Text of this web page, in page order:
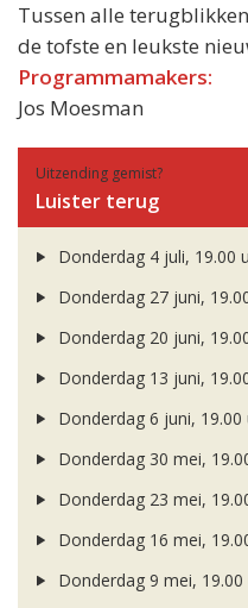
Tussen alle
de tofste en leukste
Programmamakers:
Jos Moesman
Uitzending gemist?
Luister terug
Donderdag 4 juli, 19.00
Donderdag 27 juni,
Donderdag 20 juni,
Donderdag 13 juni,
Donderdag 6 juni, 19.00
Donderdag 30 mei,
Donderdag 23 mei,
Donderdag 16 mei,
Donderdag 9 mei, 19.00